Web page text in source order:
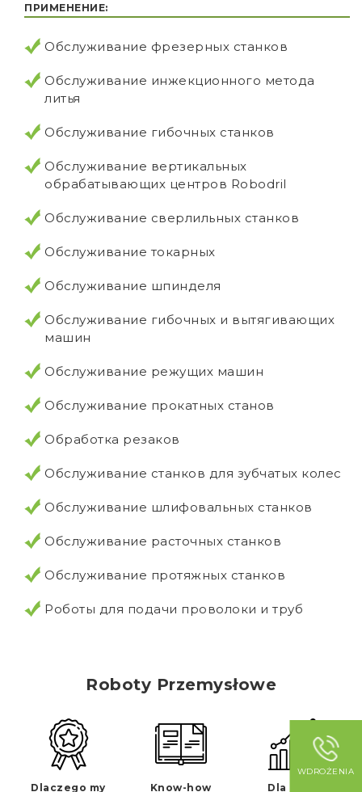
ПРИМЕНЕНИЕ:
Обслуживание фрезерных станков
Обслуживание инжекционного метода
литья
Обслуживание гибочных станков
Обслуживание вертикальных
обрабатывающих центров Robodril
Обслуживание сверлильных станков
Обслуживание токарных
Обслуживание шпинделя
Обслуживание гибочных и вытягивающих
машин
Обслуживание режущих машин
Обслуживание прокатных станов
Обработка резаков
Обслуживание станков для зубчатых колес
Обслуживание шлифовальных станков
Обслуживание расточных станков
Обслуживание протяжных станков
Роботы для подачи проволоки и труб
Roboty Przemysłowe
Dlaczego my Know-how Dla kogo
WDROŻENIA